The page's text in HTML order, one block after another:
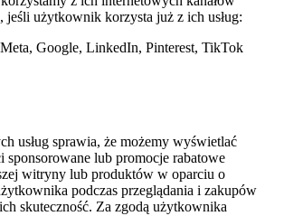
jeśli użytkownik korzysta już z ich usług:
Google, LinkedIn, Pinterest, TikTok
usług sprawia, że możemy wyświetlać
sponsorowane lub promocje rabatowe
witryny lub produktów w oparciu o
podczas przeglądania i zakupów
skuteczność. Za zgodą użytkownika